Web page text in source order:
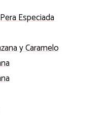
Especiada
y Caramelo